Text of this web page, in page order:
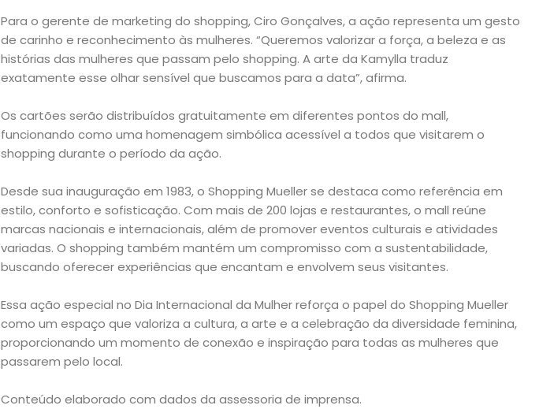
Início
Academia
Beleza
Bora
lá!
Casa
e
Decoração
Exclusiva
Homem
Para o gerente de marketing do shopping, Ciro Gonçalves, a ação representa um gesto
de carinho e reconhecimento às mulheres. “Queremos valorizar a força, a beleza e as
histórias das mulheres que passam pelo shopping. A arte da Kamylla traduz
exatamente esse olhar sensível que buscamos para a data”, afirma.
Os cartões serão distribuídos gratuitamente em diferentes pontos do mall,
funcionando como uma homenagem simbólica acessível a todos que visitarem o
shopping durante o período da ação.
Desde sua inauguração em 1983, o Shopping Mueller se destaca como referência em
estilo, conforto e sofisticação. Com mais de 200 lojas e restaurantes, o mall reúne
marcas nacionais e internacionais, além de promover eventos culturais e atividades
variadas. O shopping também mantém um compromisso com a sustentabilidade,
buscando oferecer experiências que encantam e envolvem seus visitantes.
Essa ação especial no Dia Internacional da Mulher reforça o papel do Shopping Mueller
como um espaço que valoriza a cultura, a arte e a celebração da diversidade feminina,
proporcionando um momento de conexão e inspiração para todas as mulheres que
passarem pelo local.
Conteúdo elaborado com dados da assessoria de imprensa.